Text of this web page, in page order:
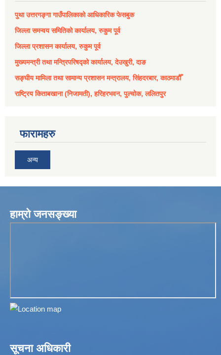
पुथा उत्तरगङ्गा गाउँपालिकाको आधिकारिक फेसबुक
जिल्ला समन्वय समितिको कार्यालय, रुकुम पूर्व
जिल्ला प्रशासन कार्यालय, रुकुम पूर्व
मुख्यमन्त्री तथा मन्त्रिपरिषद्को कार्यालय, देउखुरी, दाङ
सङ्घीय मामिला तथा सामान्य प्रशासन मन्त्रालय, सिंहदरबार, काठमाडौँ
राष्ट्रिय किताबखाना (निजामती), हरिहरभवन, पुल्चोक, ललितपुर
फारामहरु
अन्य
हाम्रो जनसङ्ख्या
सूचना अधिकारी